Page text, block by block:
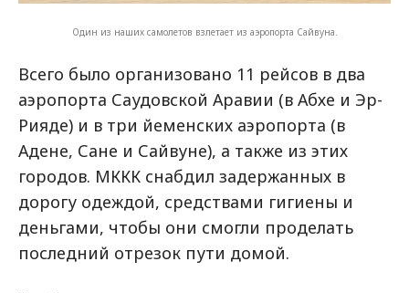
Один из наших самолетов взлетает из аэропорта Сайвуна.
Всего было организовано 11 рейсов в два
аэропорта Саудовской Аравии (в Абхе и Эр-
Рияде) и в три йеменских аэропорта (в
Адене, Сане и Сайвуне), а также из этих
городов. МККК снабдил задержанных в
дорогу одеждой, средствами гигиены и
деньгами, чтобы они смогли проделать
последний отрезок пути домой.